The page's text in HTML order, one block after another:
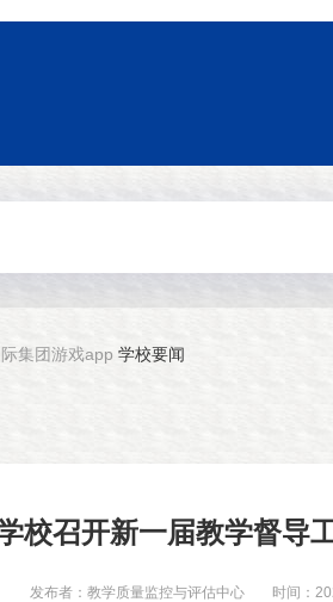
集团游戏app 学校要闻
校召开新一届教学督导
发布者：教学质量监控与评估中心 时间：